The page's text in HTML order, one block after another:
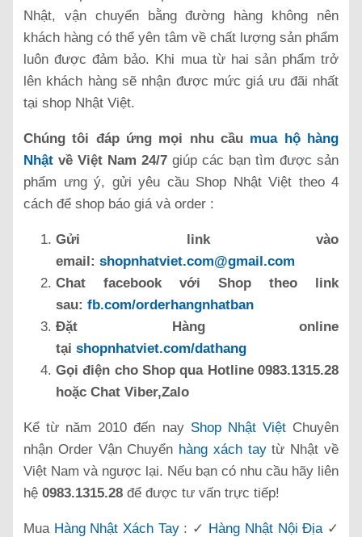
Nhật, vận chuyển bằng đường hàng không nên
khách hàng có thể yên tâm về chất lượng sản phẩm
luôn được đảm bảo. Khi mua từ hai sản phẩm trở
lên khách hàng sẽ nhận được mức giá ưu đãi nhất
tại shop Nhật Việt.
Chúng tôi đáp ứng mọi nhu cầu mua hộ hàng
Nhật về Việt Nam 24/7 giúp các bạn tìm được sản
phẩm ưng ý, gửi yêu cầu Shop Nhật Việt theo 4
cách để shop báo giá và order :
Gửi link vào
email: shopnhatviet.com@gmail.com
Chat facebook với Shop theo link
sau: fb.com/orderhangnhatban
Đặt Hàng online
tại shopnhatviet.com/dathang
Gọi điện cho Shop qua Hotline 0983.1315.28
hoặc Chat Viber,Zalo
Kể từ năm 2010 đến nay Shop Nhật ViệtChuyên
nhận Order Vận Chuyển hàng xách taytừ Nhật về
Việt Nam và ngược lại. Nếu bạn có nhu cầu hãy liên
hệ 0983.1315.28 để được tư vấn trực tiếp!
Mua Hàng Nhật Xách Tay: ✓ Hàng Nhật Nội Địa✓